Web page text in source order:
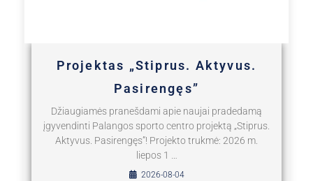
Projektas „Stiprus. Aktyvus.
Pasirengęs”
Džiaugiamės pranešdami apie naujai pradedamą
įgyvendinti Palangos sporto centro projektą „Stiprus.
Aktyvus. Pasirengęs”! Projekto trukmė: 2026 m.
liepos 1 …
2026-08-04